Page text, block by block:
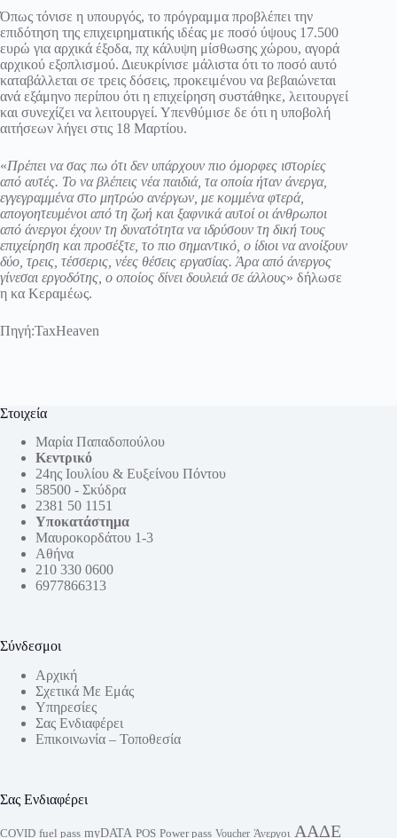
Όπως τόνισε η υπουργός, το πρόγραμμα προβλέπει την
επιδότηση της επιχειρηματικής ιδέας με ποσό ύψους 17.500
ευρώ για αρχικά έξοδα, πχ κάλυψη μίσθωσης χώρου, αγορά
αρχικού εξοπλισμού. Διευκρίνισε μάλιστα ότι το ποσό αυτό
καταβάλλεται σε τρεις δόσεις, προκειμένου να βεβαιώνεται
ανά εξάμηνο περίπου ότι η επιχείρηση συστάθηκε, λειτουργεί
και συνεχίζει να λειτουργεί. Υπενθύμισε δε ότι η υποβολή
αιτήσεων λήγει στις 18 Μαρτίου.
«Πρέπει να σας πω ότι δεν υπάρχουν πιο όμορφες ιστορίες
από αυτές. Το να βλέπεις νέα παιδιά, τα οποία ήταν άνεργα,
εγγεγραμμένα στο μητρώο ανέργων, με κομμένα φτερά,
απογοητευμένοι από τη ζωή και ξαφνικά αυτοί οι άνθρωποι
από άνεργοι έχουν τη δυνατότητα να ιδρύσουν τη δική τους
επιχείρηση και προσέξτε, το πιο σημαντικό, ο ίδιοι να ανοίξουν
δύο, τρεις, τέσσερις, νέες θέσεις εργασίας. Άρα από άνεργος
γίνεσαι εργοδότης, ο οποίος δίνει δουλειά σε άλλους» δήλωσε
η κα Κεραμέως.
Πηγή:TaxHeaven
Στοιχεία
Μαρία Παπαδοπούλου
Κεντρικό
24ης Ιουλίου & Ευξείνου Πόντου
58500 - Σκύδρα
2381 50 1151
Υποκατάστημα
Μαυροκορδάτου 1-3
Αθήνα
210 330 0600
6977866313
Σύνδεσμοι
Αρχική
Σχετικά Με Εμάς
Υπηρεσίες
Σας Ενδιαφέρει
Επικοινωνία – Τοποθεσία
Σας Ενδιαφέρει
COVID fuel pass myDATA POS Power pass Voucher Άνεργοι ΑΑΔΕ